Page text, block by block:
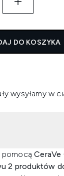
DO KOSZYKA
wysyłamy w
pomocąCeraVe
2 produktów